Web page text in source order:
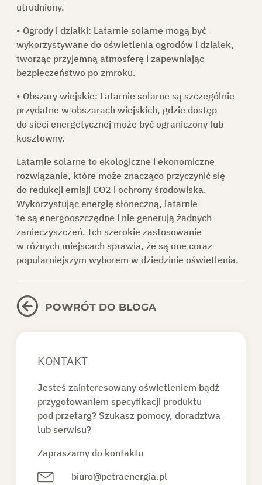
utrudniony.
• Ogrody i działki: Latarnie solarne mogą być
wykorzystywane do oświetlenia ogrodów i działek,
tworząc przyjemną atmosferę i zapewniając
bezpieczeństwo po zmroku.
• Obszary wiejskie: Latarnie solarne są szczególnie
przydatne w obszarach wiejskich, gdzie dostęp
do sieci energetycznej może być ograniczony lub
kosztowny.
Latarnie solarne to ekologiczne i ekonomiczne
rozwiązanie, które może znacząco przyczynić się
do redukcji emisji CO2 i ochrony środowiska.
Wykorzystując energię słoneczną, latarnie
te są energooszczędne i nie generują żadnych
zanieczyszczeń. Ich szerokie zastosowanie
w różnych miejscach sprawia, że są one coraz
popularniejszym wyborem w dziedzinie oświetlenia.
POWRÓT DO BLOGA
KONTAKT
Jesteś zainteresowany oświetleniem bądź
przygotowaniem specyfikacji produktu
pod przetarg? Szukasz pomocy, doradztwa
lub serwisu?
Zapraszamy do kontaktu
biuro@petraenergia.pl